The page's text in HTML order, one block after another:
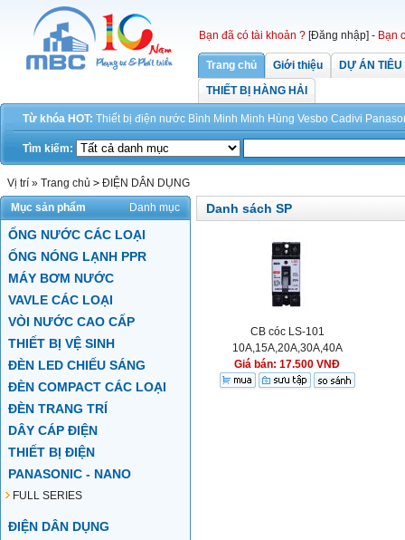
Bạn đã có tài khoản ? [Đăng nhập] - Bạn
Trang chủ Giới thiệu
DỰ ÁN
THIẾT BỊ HÀNG HẢI
Từ khóa HOT: Thiết bị điện nước Bình Minh Minh Hùng Vesbo Cadivi
Tìm kiếm:
Vị trí » Trang chủ > ĐIỆN DÂN DỤNG
Mục sản phẩm
Danh mục
ỐNG NƯỚC CÁC LOẠI
ỐNG NÓNG LẠNH PPR
MÁY BƠM NƯỚC
VAVLE CÁC LOẠI
VÒI NƯỚC CAO CẤP
THIẾT BỊ VỆ SINH
ĐÈN LED CHIẾU SÁNG
ĐÈN COMPACT CÁC LOẠI
ĐÈN TRANG TRÍ
DÂY CÁP ĐIỆN
THIẾT BỊ ĐIỆN
PANASONIC - NANO
FULL SERIES
ĐIỆN DÂN DỤNG
Danh sách SP
CB cóc LS-101
10A,15A,20A,30A,40A
Giá bán: 17.500 VNĐ